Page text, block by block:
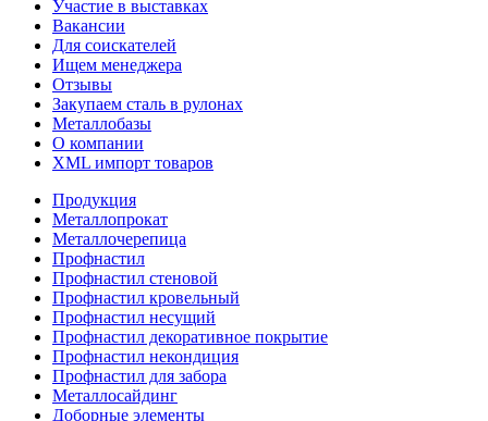
Участие в выставках
Вакансии
Для соискателей
Ищем менеджера
Отзывы
Закупаем сталь в рулонах
Металлобазы
О компании
XML импорт товаров
Продукция
Металлопрокат
Металлочерепица
Профнастил
Профнастил стеновой
Профнастил кровельный
Профнастил несущий
Профнастил декоративное покрытие
Профнастил некондиция
Профнастил для забора
Металлосайдинг
Доборные элементы